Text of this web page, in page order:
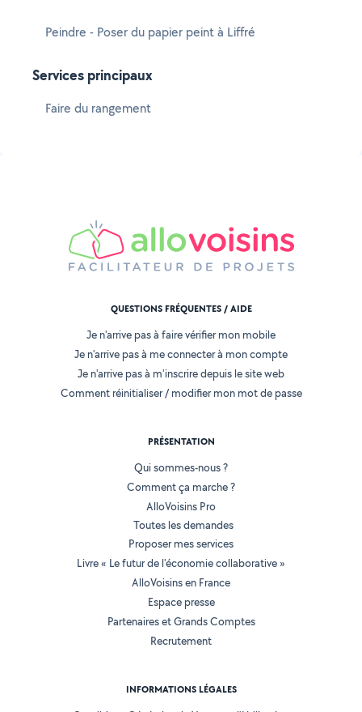
Peindre - Poser du papier peint à Liffré
Services principaux
Faire du rangement
QUESTIONS FRÉQUENTES / AIDE
Je n'arrive pas à faire vérifier mon mobile
Je n'arrive pas à me connecter à mon compte
Je n'arrive pas à m'inscrire depuis le site web
Comment réinitialiser / modifier mon mot de passe
PRÉSENTATION
Qui sommes-nous ?
Comment ça marche ?
AlloVoisins Pro
Toutes les demandes
Proposer mes services
Livre « Le futur de l'économie collaborative »
AlloVoisins en France
Espace presse
Partenaires et Grands Comptes
Recrutement
INFORMATIONS LÉGALES